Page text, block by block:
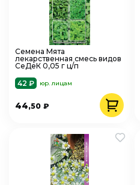
Семена Мята
лекарственная смесь видов
СеДеК 0,05 г ц/п
42 ₽
юр. лицам
44,50 ₽